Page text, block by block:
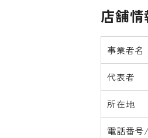
店舗情
事業者名
代表者
所在地
電話番号